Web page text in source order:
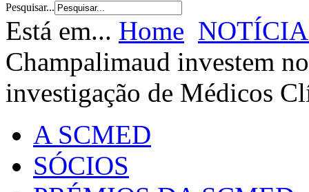
Pesquisar...
Está em... Home
Champalimaud investem
investigação de Médicos
A SCMED
SÓCIOS